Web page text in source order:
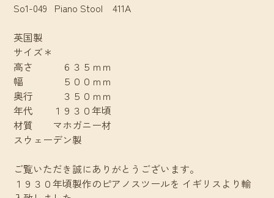
So1-049 Piano Stool 411A
英国製
サイズ＊
高さ ６３５ｍｍ
幅 ５００ｍｍ
奥行 ３５０ｍｍ
年代 １９３０年頃
材質 マホガニー材
スウェーデン製
ご覧いただき誠にありがとうございます。
１９３０年頃製作のピアノスツールを イギリスより輸